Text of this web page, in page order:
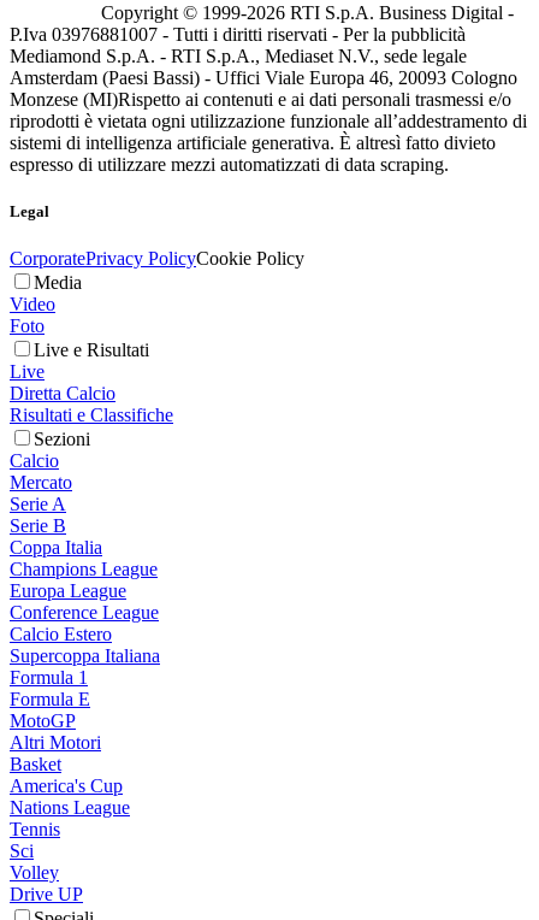
Copyright © 1999-2026 RTI S.p.A. Business Digital -
P.Iva 03976881007 - Tutti i diritti riservati - Per la pubblicità
Mediamond S.p.A. - RTI S.p.A., Mediaset N.V., sede legale
Amsterdam (Paesi Bassi) - Uffici Viale Europa 46, 20093 Cologno
Monzese (MI)Rispetto ai contenuti e ai dati personali trasmessi e/o
riprodotti è vietata ogni utilizzazione funzionale all’addestramento di
sistemi di intelligenza artificiale generativa. È altresì fatto divieto
espresso di utilizzare mezzi automatizzati di data scraping.
Legal
CorporatePrivacy PolicyCookie Policy
Media
Video
Foto
Live e Risultati
Live
Diretta Calcio
Risultati e Classifiche
Sezioni
Calcio
Mercato
Serie A
Serie B
Coppa Italia
Champions League
Europa League
Conference League
Calcio Estero
Supercoppa Italiana
Formula 1
Formula E
MotoGP
Altri Motori
Basket
America's Cup
Nations League
Tennis
Sci
Volley
Drive UP